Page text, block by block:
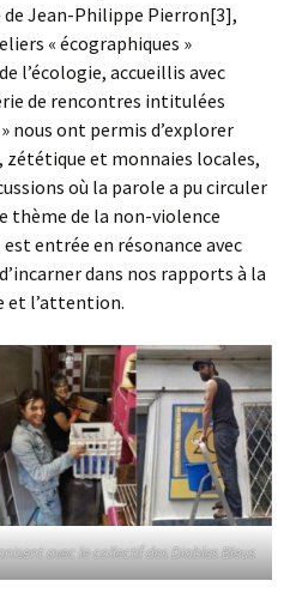
de Jean-Philippe Pierron[3],
« écographiques »
l’écologie, accueillis avec
de rencontres intitulées
nous ont permis d’explorer
et monnaies locales,
où la parole a pu circuler
thème de la non-violence
entrée en résonance avec
dans nos rapports à la
et l’attention.
avec le collectif des Diables Bleus